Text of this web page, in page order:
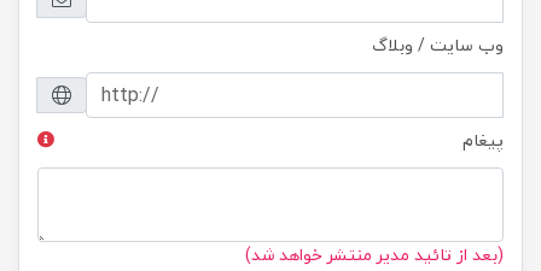
وب سایت / وبلاگ
پیغام
(بعد از تائید مدیر منتشر خواهد شد)